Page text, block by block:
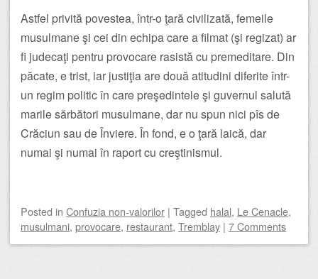
Astfel privită povestea, într-o ţară civilizată, femeile
musulmane şi cei din echipa care a filmat (şi regizat) ar
fi judecaţi pentru provocare rasistă cu premeditare. Din
păcate, e trist, iar justiţia are două atitudini diferite într-
un regim politic în care preşedintele şi guvernul salută
marile sărbători musulmane, dar nu spun nici pîs de
Crăciun sau de Înviere. În fond, e o ţară laică, dar
numai şi numai în raport cu creştinismul.
Posted in Confuzia non-valorilor | Tagged halal, Le Cenacle,
musulmani, provocare, restaurant, Tremblay | 7 Comments